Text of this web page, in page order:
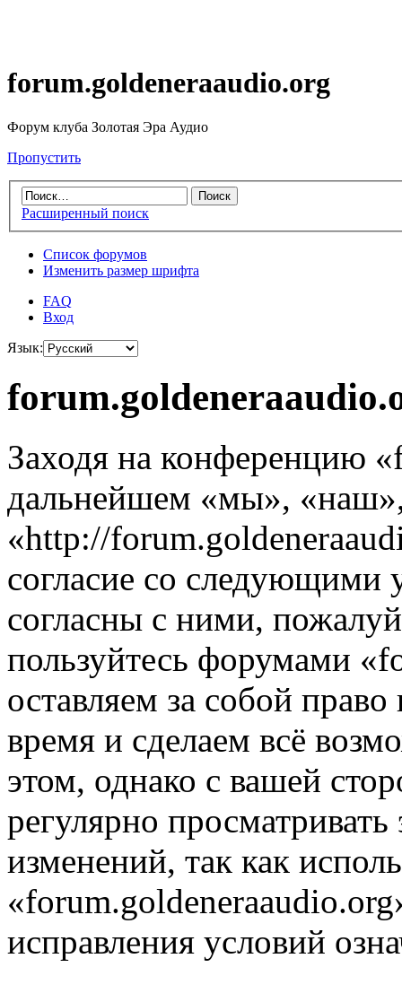
forum.goldeneraaudio.org
Форум клуба Золотая Эра Аудио
Пропустить
Расширенный поиск
Список форумов
Изменить размер шрифта
FAQ
Вход
Язык:
Заходя на конференцию
дальнейшем «мы»,
«http://
согласие со следующими
согласны с ними,
пользуйтесь форумами
оставляем за собой
время и сделаем всё
этом, однако с вашей
регулярно просматривать
изменений, так как
исправления условий